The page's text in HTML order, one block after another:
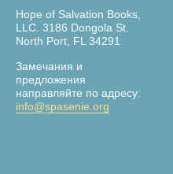
Hope of Salvation Books,
LLC. 3186 Dongola St.
North Port, FL 34291
Замечания и
предложения
направляйте по адресу:
info@spasenie.org